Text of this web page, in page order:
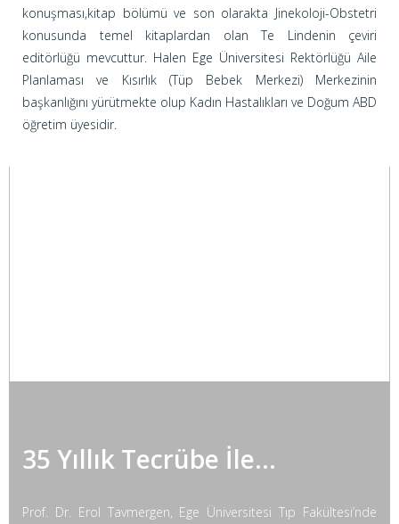
konuşması,kitap bölümü ve son olarakta Jinekoloji-Obstetri
konusunda temel kitaplardan olan Te Lindenin çeviri
editörlüğü mevcuttur. Halen Ege Üniversitesi Rektörlüğü Aile
Planlaması ve Kısırlık (Tüp Bebek Merkezi) Merkezinin
başkanlığını yürütmekte olup Kadın Hastalıkları ve Doğum ABD
öğretim üyesidir.
35 Yıllık Tecrübe İle...
Prof. Dr. Erol Tavmergen, Ege Üniversitesi Tıp Fakültesi’nde